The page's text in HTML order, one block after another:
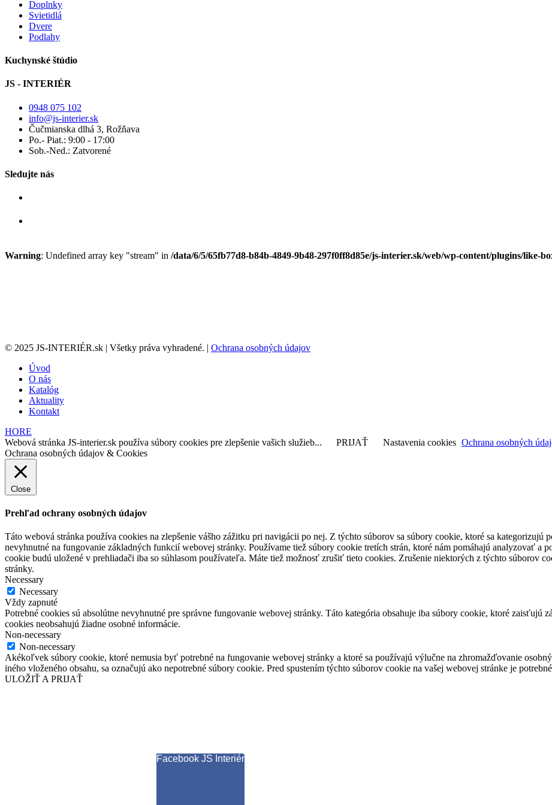
Doplnky
Svietidlá
Dvere
Podlahy
Kuchynské štúdio
JS - INTERIÉR
0948 075 102
info@js-interier.sk
Čučmianska dlhá 3, Rožňava
Po.- Piat.: 9:00 - 17:00
Sob.-Ned.: Zatvorené
Sledujte nás
Warning: Undefined array key "stream" in /data/6/5/65fb77d8-b84b-4849-9b48-297f0ff8d85e/js-interier.sk/web/wp-content/plugins/like-
© 2025 JS-INTERIÉR.sk | Všetky práva vyhradené. | Ochrana osobných údajov
Úvod
O nás
Katalóg
Aktuality
Kontakt
HORE
Webová stránka JS-interier.sk používa súbory cookies pre zlepšenie vašich služieb...
PRIJAŤ Nastavenia cookies Ochrana osobných
Ochrana osobných údajov & Cookies
Close
Prehľad ochrany osobných údajov
Táto webová stránka používa cookies na zlepšenie vášho zážitku pri navigácii po nej. Z týchto súborov sa súbory cookie, ktoré sa kategorizujú
nevyhnutné na fungovanie základných funkcií webovej stránky. Používame tiež súbory cookie tretích strán, ktoré nám pomáhajú analyzovať a
cookie budú uložené v prehliadači iba so súhlasom používateľa. Máte tiež možnosť zrušiť tieto cookies. Zrušenie niektorých z týchto súborov
stránky.
Necessary
Necessary
Vždy zapnuté
Potrebné cookies sú absolútne nevyhnutné pre správne fungovanie webovej stránky. Táto kategória obsahuje iba súbory cookie, ktoré zaisťujú
cookies neobsahujú žiadne osobné informácie.
Non-necessary
Non-necessary
Akékoľvek súbory cookie, ktoré nemusia byť potrebné na fungovanie webovej stránky a ktoré sa používajú výlučne na zhromažďovanie
iného vloženého obsahu, sa označujú ako nepotrebné súbory cookie. Pred spustením týchto súborov cookie na vašej webovej stránke je
ULOŽIŤ A PRIJAŤ
Facebook JS Interiér